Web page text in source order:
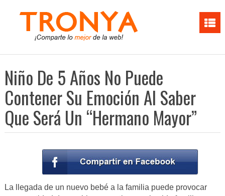
Niño De 5 Años No Puede
Contener Su Emoción Al Saber
Que Será Un “Hermano Mayor”
La llegada de un nuevo bebé a la familia puede provocar